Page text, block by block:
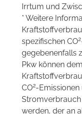
Irrtum und
* Weitere
spezifischen CO2
gegebenenfalls
Pkw können
CO2-
werden, der an